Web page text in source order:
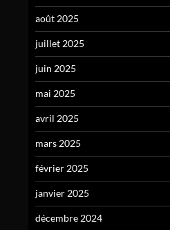
août 2025
juillet 2025
juin 2025
mai 2025
avril 2025
mars 2025
février 2025
janvier 2025
décembre 2024